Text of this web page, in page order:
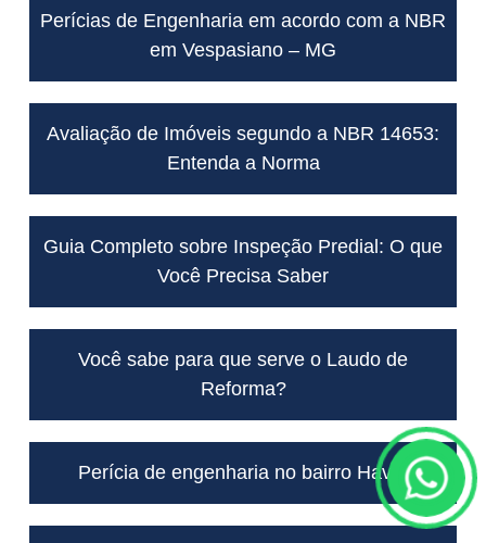
Perícias de Engenharia em acordo com a NBR
em Vespasiano – MG
Avaliação de Imóveis segundo a NBR 14653:
Entenda a Norma
Guia Completo sobre Inspeção Predial: O que
Você Precisa Saber
Você sabe para que serve o Laudo de
Reforma?
Perícia de engenharia no bairro Havaí
Fale